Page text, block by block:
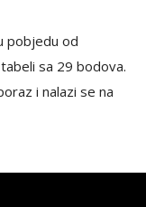
pobjedu od
sa 29 bodova.
i nalazi se na